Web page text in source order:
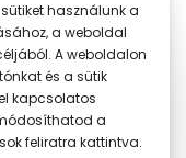
használunk a
a weboldal
A weboldalon
és a sütik
kapcsolatos
a
feliratra kattintva.